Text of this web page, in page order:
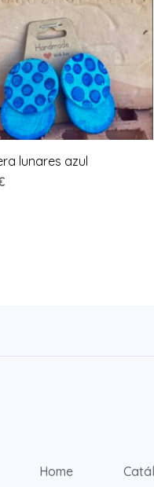
lunares azul
Home